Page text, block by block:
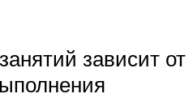
зависит от